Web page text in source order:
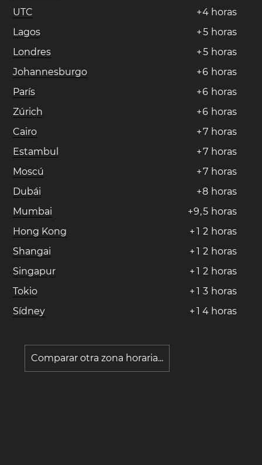
UTC
+4 horas
Lagos
+5 horas
Londres
+5 horas
Johannesburgo
+6 horas
París
+6 horas
Zúrich
+6 horas
Cairo
+7 horas
Estambul
+7 horas
Moscú
+7 horas
Dubái
+8 horas
Mumbai
+9,5 horas
Hong Kong
+ 1 2 horas
Shangai
+ 1 2 horas
Singapur
+ 1 2 horas
Tokio
+ 1 3 horas
Sídney
+ 1 4 horas
Comparar otra zona horaria...